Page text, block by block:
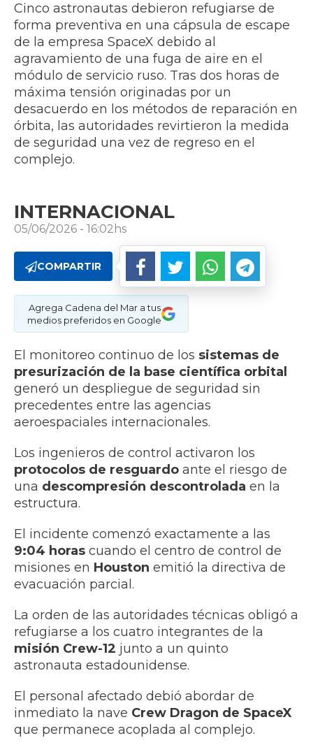
Cinco astronautas debieron refugiarse de
forma preventiva en una cápsula de escape
de la empresa SpaceX debido al
agravamiento de una fuga de aire en el
módulo de servicio ruso. Tras dos horas de
máxima tensión originadas por un
desacuerdo en los métodos de reparación en
órbita, las autoridades revirtieron la medida
de seguridad una vez de regreso en el
complejo.
INTERNACIONAL
05/06/2026 - 16:02hs
COMPARTIR
Agrega Cadena del Mar a tus
medios preferidos en Google
El monitoreo continuo de los sistemas de
presurización de la base científica orbital
generó un despliegue de seguridad sin
precedentes entre las agencias
aeroespaciales internacionales.
Los ingenieros de control activaron los
protocolos de resguardo ante el riesgo de
una descompresión descontrolada en la
estructura.
El incidente comenzó exactamente a las
9:04 horas cuando el centro de control de
misiones en Houston emitió la directiva de
evacuación parcial.
La orden de las autoridades técnicas obligó a
refugiarse a los cuatro integrantes de la
misión Crew-12 junto a un quinto
astronauta estadounidense.
El personal afectado debió abordar de
inmediato la nave Crew Dragon de SpaceX
que permanece acoplada al complejo.